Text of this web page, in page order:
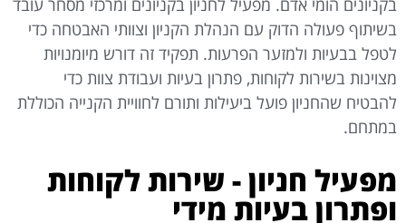
בקניונים הומי אדם. מפעיל לחניון בקניונים ומרכזי מסחר עובד
בשיתוף פעולה הדוק עם הנהלת הקניון וצוותי האבטחה כדי
לטפל בבעיות ולמזער הפרעות. תפקיד זה דורש מיומנויות
מצוינות בשירות לקוחות, פתרון בעיות ועבודת צוות כדי
להבטיח שהחניון פועל ביעילות ותורם לחוויית הקנייה הכוללת
במתחם.
מפעיל חניון - שירות לקוחות
ופתרון בעיות מידי